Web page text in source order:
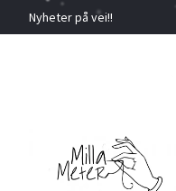
Nyheter på vei!!